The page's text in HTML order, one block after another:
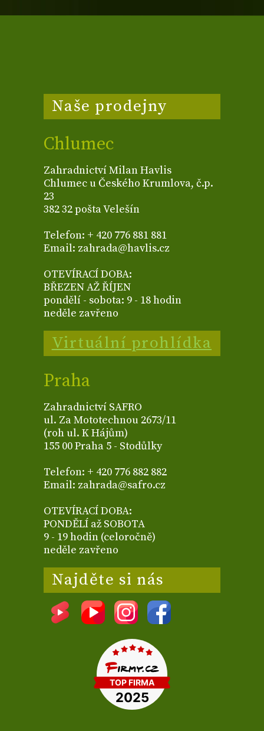
Naše prodejny
Chlumec
Zahradnictví Milan Havlis
Chlumec u Českého Krumlova, č.p.
23
382 32 pošta Velešín
Telefon: + 420 776 881 881
Email: zahrada@havlis.cz
OTEVÍRACÍ DOBA:
BŘEZEN AŽ ŘÍJEN
pondělí - sobota: 9 - 18 hodin
neděle zavřeno
Virtuální prohlídka
Praha
Zahradnictví SAFRO
ul. Za Mototechnou 2673/11
(roh ul. K Hájům)
155 00 Praha 5 - Stodůlky
Telefon: + 420 776 882 882
Email: zahrada@safro.cz
OTEVÍRACÍ DOBA:
PONDĚLÍ až SOBOTA
9 - 19 hodin (celoročně)
neděle zavřeno
Najděte si nás